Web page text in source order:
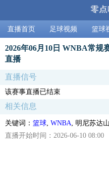
直播首页 足球视频 篮球
2026年06月10日 WNBA常规
直播
直播信号
该赛事直播已结束
相关信息
关键词： 篮球 WNBA , 明尼苏达
直播开始时间：2026-06-10 08:00